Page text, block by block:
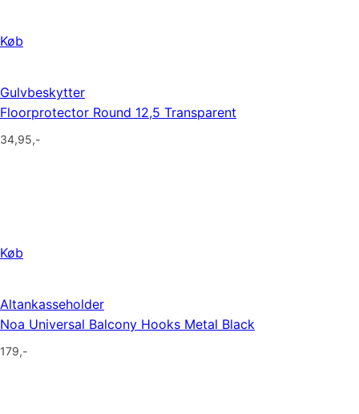
Køb
Køb
Gulvbeskytter
Floorprotector Round 12,5 Transparent
34,95,-
Altankasseholder
Noa Universal Balcony Hooks Metal Black
179,-